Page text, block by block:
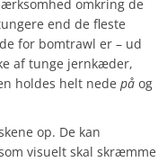
omkring de
end de fleste
for bomtrawl er – ud
af tunge jernkæder,
holdes helt nede på og
op. De kan
visuelt skal skræmme